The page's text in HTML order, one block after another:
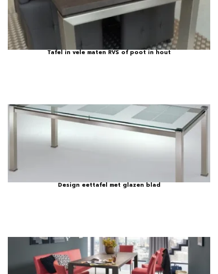
Tafel in vele maten RVS of poot in hout
Design eettafel met glazen blad